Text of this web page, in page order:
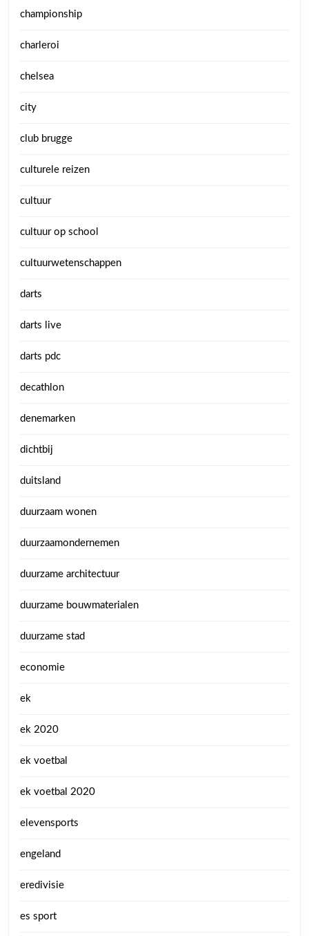
championship
charleroi
chelsea
city
club brugge
culturele reizen
cultuur
cultuur op school
cultuurwetenschappen
darts
darts live
darts pdc
decathlon
denemarken
dichtbij
duitsland
duurzaam wonen
duurzaamondernemen
duurzame architectuur
duurzame bouwmaterialen
duurzame stad
economie
ek
ek 2020
ek voetbal
ek voetbal 2020
elevensports
engeland
eredivisie
es sport